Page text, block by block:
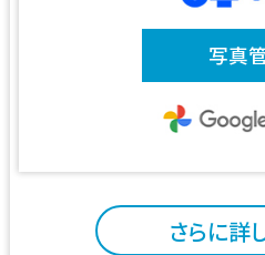
写真
さらに詳